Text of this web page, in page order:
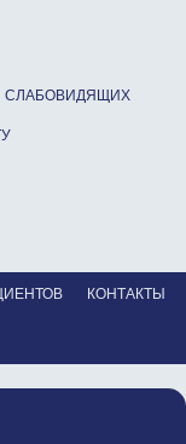
КОНТАКТЫ
СЛАБОВИДЯЩИХ